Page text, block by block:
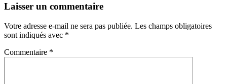
Laisser un commentaire
Votre adresse e-mail ne sera pas publiée. Les champs obligatoires
sont indiqués avec *
Commentaire *